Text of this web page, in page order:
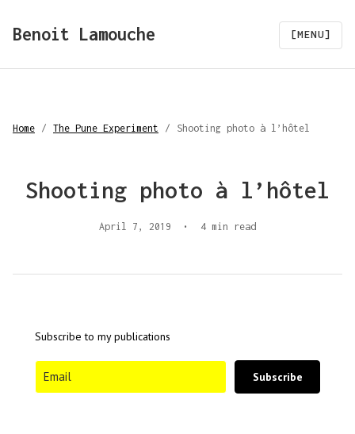
Benoit Lamouche [MENU]
Home / The Pune Experiment / Shooting photo à l’hôtel
Shooting photo à l’hôtel
April 7, 2019 • 4 min read
Subscribe to my publications
Subscribe